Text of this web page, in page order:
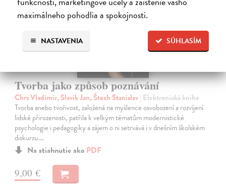
maximálneho pohodlia a spokojnosti.
SÚHLASÍM
NASTAVENIA
Tvorba jako způsob poznávání
Chrz Vladimír, Slavik Jan, Štech Stanislav| Elektronická kniha
Tvorba anebo tvořivost, založená na myšlence osvobození a rozvíjení
lidské přirozenosti, patřila k velkým tématům modernistické
psychologie i pedagogiky a zájem o ni setrvává i v dnešním školském
diskurzu.…
Na stiahnutie ako PDF
9,00 €